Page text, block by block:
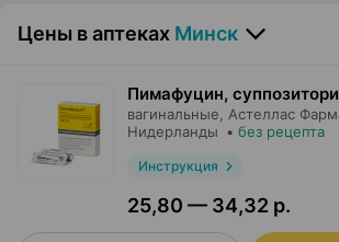
Цены в аптеках Минск
Пимафуцин,
вагинальные, Астеллас
Нидерланды • без рецепта
Инструкция
25,80 — 34,32 р.